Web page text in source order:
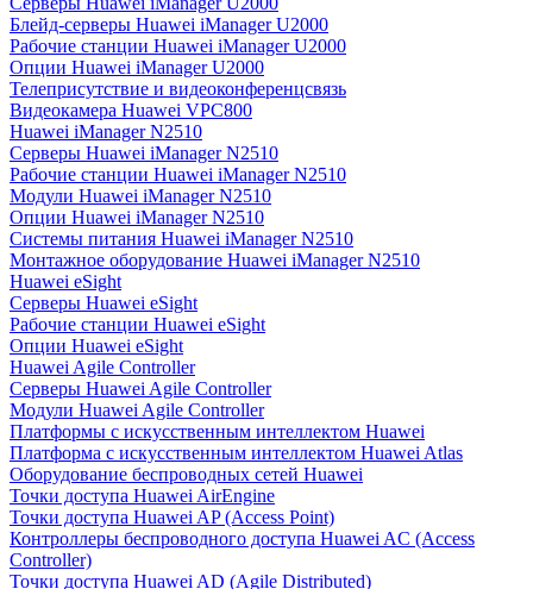
Блейд-серверы Huawei iManager U2000
Рабочие станции Huawei iManager U2000
Опции Huawei iManager U2000
Телеприсутствие и видеоконференцсвязь
Видеокамера Huawei VPC800
Huawei iManager N2510
Серверы Huawei iManager N2510
Рабочие станции Huawei iManager N2510
Модули Huawei iManager N2510
Опции Huawei iManager N2510
Системы питания Huawei iManager N2510
Монтажное оборудование Huawei iManager N2510
Huawei eSight
Серверы Huawei eSight
Рабочие станции Huawei eSight
Опции Huawei eSight
Huawei Agile Controller
Серверы Huawei Agile Controller
Модули Huawei Agile Controller
Платформы с искусственным интеллектом Huawei
Платформа с искусственным интеллектом Huawei Atlas
Оборудование беспроводных сетей Huawei
Точки доступа Huawei AirEngine
Точки доступа Huawei AP (Access Point)
Контроллеры беспроводного доступа Huawei AC (Access
Controller)
Точки доступа Huawei AD (Agile Distributed)